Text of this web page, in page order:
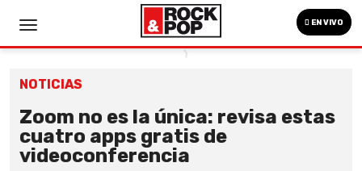
EN VIVO
NOTICIAS
Zoom no es la única: revisa estas
cuatro apps gratis de
videoconferencia